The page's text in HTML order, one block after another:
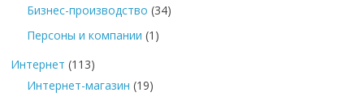
Бизнес-производство (34)
Персоны и компании (1)
Интернет (113)
Интернет-магазин (19)